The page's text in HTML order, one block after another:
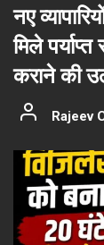
नए
मिले
कराने की
Rajeev